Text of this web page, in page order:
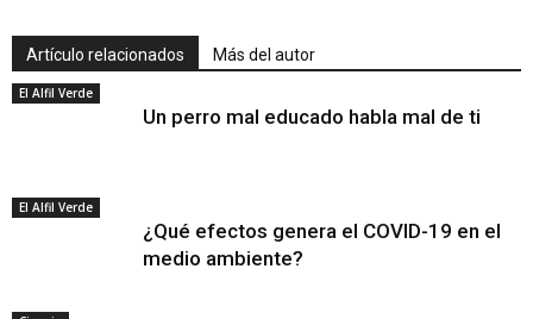
Artículo relacionados Más del autor
El Alfil Verde
Un perro mal educado habla mal de ti
El Alfil Verde
¿Qué efectos genera el COVID-19 en el
medio ambiente?